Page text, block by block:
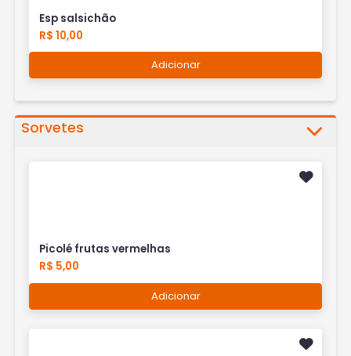
Esp salsichão
R$ 10,00
Adicionar
Sorvetes
Picolé frutas vermelhas
R$ 5,00
Adicionar